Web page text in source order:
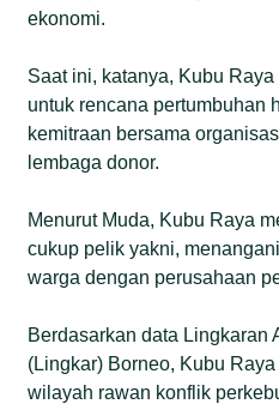
ekonomi.
Saat ini, katanya, Kubu
untuk rencana pertumbuhan
kemitraan bersama
lembaga donor.
Menurut Muda, Kubu Raya
cukup pelik yakni,
warga dengan perusahaan
Berdasarkan data Lingkaran
(Lingkar) Borneo, Kubu
wilayah rawan konflik